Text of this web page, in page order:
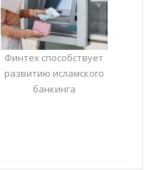
Финтех способствует
развитию исламского
банкинга